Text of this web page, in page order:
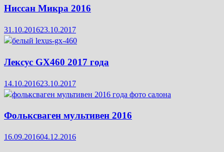
Ниссан Микра 2016
31.10.201623.10.2017
Лексус GX460 2017 года
14.10.201623.10.2017
Фольксваген мультивен 2016
16.09.201604.12.2016